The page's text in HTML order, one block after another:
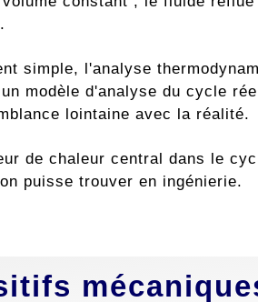
simple, l'analyse
modèle d'analyse du cycle
lointaine avec la réalité.
de chaleur central dans le
puisse trouver en ingénierie.